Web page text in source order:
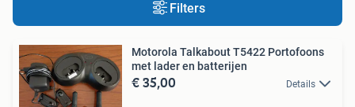
Filters
Motorola Talkabout T5422 Portofoons
met lader en batterijen
€ 35,00 Details